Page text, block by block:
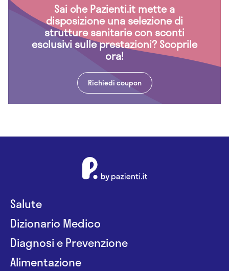
Sai che Pazienti.it mette a
disposizione una selezione di
strutture sanitarie con sconti
esclusivi sulle prestazioni? Scoprile
ora!
Richiedi coupon
Salute
Dizionario Medico
Diagnosi e Prevenzione
Alimentazione